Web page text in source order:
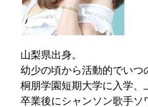
山梨県出身。
幼少の頃から活動的でい
桐朋学園短期大学に入学、
卒業後にシャンソン歌手